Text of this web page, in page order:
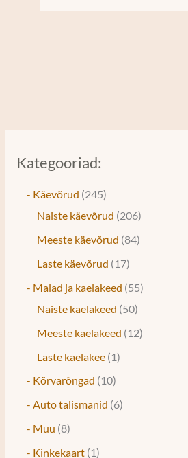
Kategooriad:
- Käevõrud 245
Naiste käevõrud 206
Meeste käevõrud 84
Laste käevõrud
17
- Malad ja kaelakeed 55
Naiste kaelakeed 50
Meeste kaelakeed
12
Laste kaelakee 1
- Kõrvarõngad
10
- Auto talismanid 6
- Muu 8
- Kinkekaart 1